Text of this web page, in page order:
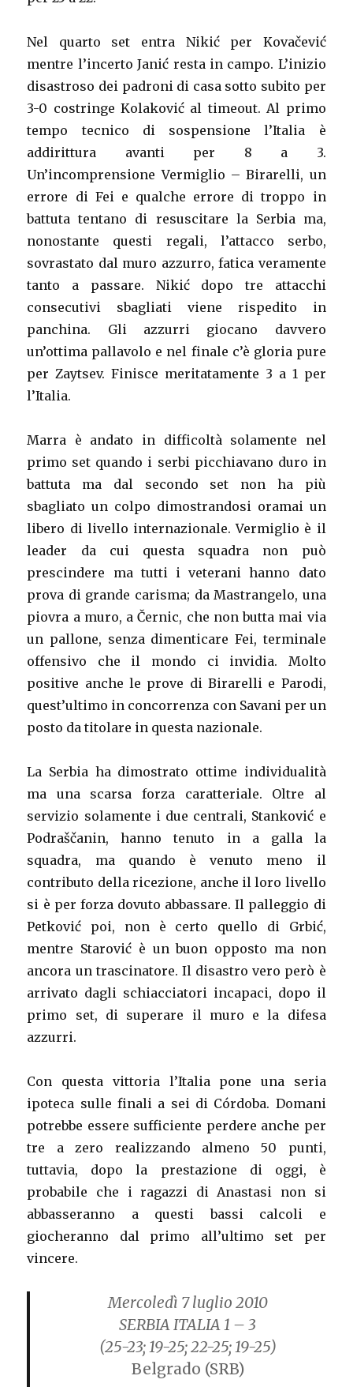
Nel quarto set entra Nikić per Kovačević
mentre l’incerto Janić resta in campo. L’inizio
disastroso dei padroni di casa sotto subito per
3-0 costringe Kolaković al timeout. Al primo
tempo tecnico di sospensione l’Italia è
addirittura avanti per 8 a 3.
Un’incomprensione Vermiglio – Birarelli, un
errore di Fei e qualche errore di troppo in
battuta tentano di resuscitare la Serbia ma,
nonostante questi regali, l’attacco serbo,
sovrastato dal muro azzurro, fatica veramente
tanto a passare. Nikić dopo tre attacchi
consecutivi sbagliati viene rispedito in
panchina. Gli azzurri giocano davvero
un’ottima pallavolo e nel finale c’è gloria pure
per Zaytsev. Finisce meritatamente 3 a 1 per
l’Italia.
Marra è andato in difficoltà solamente nel
primo set quando i serbi picchiavano duro in
battuta ma dal secondo set non ha più
sbagliato un colpo dimostrandosi oramai un
libero di livello internazionale. Vermiglio è il
leader da cui questa squadra non può
prescindere ma tutti i veterani hanno dato
prova di grande carisma; da Mastrangelo, una
piovra a muro, a Černic, che non butta mai via
un pallone, senza dimenticare Fei, terminale
offensivo che il mondo ci invidia. Molto
positive anche le prove di Birarelli e Parodi,
quest’ultimo in concorrenza con Savani per un
posto da titolare in questa nazionale.
La Serbia ha dimostrato ottime individualità
ma una scarsa forza caratteriale. Oltre al
servizio solamente i due centrali, Stanković e
Podraščanin, hanno tenuto in a galla la
squadra, ma quando è venuto meno il
contributo della ricezione, anche il loro livello
si è per forza dovuto abbassare. Il palleggio di
Petković poi, non è certo quello di Grbić,
mentre Starović è un buon opposto ma non
ancora un trascinatore. Il disastro vero però è
arrivato dagli schiacciatori incapaci, dopo il
primo set, di superare il muro e la difesa
azzurri.
Con questa vittoria l’Italia pone una seria
ipoteca sulle finali a sei di Córdoba. Domani
potrebbe essere sufficiente perdere anche per
tre a zero realizzando almeno 50 punti,
tuttavia, dopo la prestazione di oggi, è
probabile che i ragazzi di Anastasi non si
abbasseranno a questi bassi calcoli e
giocheranno dal primo all’ultimo set per
vincere.
Mercoledì 7 luglio 2010
SERBIA ITALIA 1 – 3
(25-23; 19-25; 22-25; 19-25)
Belgrado (SRB)